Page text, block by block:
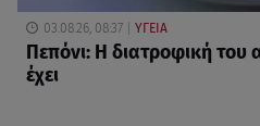
03.08.26, 08:37 ΥΓΕΙΑ
Πεπόνι: Η διατροφική του
έχει